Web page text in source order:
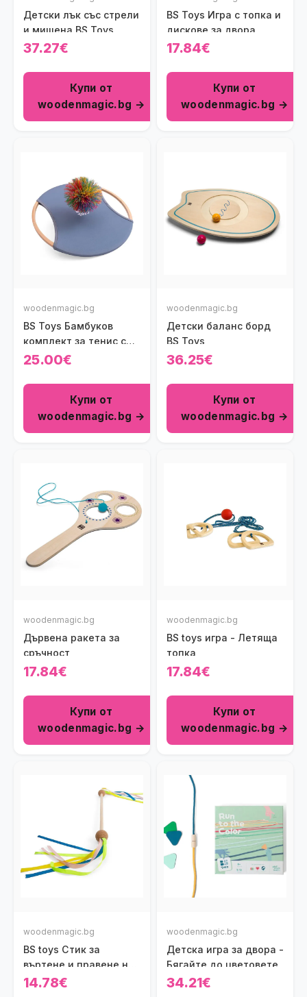
Детски лък със стрели
и мишена BS Toys
37.27€
Купи от
woodenmagic.bg →
BS Toys Игра с топка и
дискове за двора
17.84€
Купи от
woodenmagic.bg →
woodenmagic.bg
BS Toys Бамбуков
комплект за тенис с
пулче
25.00€
Купи от
woodenmagic.bg →
woodenmagic.bg
Детски баланс борд
BS Toys
36.25€
Купи от
woodenmagic.bg →
woodenmagic.bg
Дървена ракета за
сръчност
17.84€
Купи от
woodenmagic.bg →
woodenmagic.bg
BS toys игра - Летяща
топка
17.84€
Купи от
woodenmagic.bg →
woodenmagic.bg
BS toys Стик за
въртене и правене на
номера
14.78€
woodenmagic.bg
Детска игра за двора -
Бягайте до цветовете
34.21€